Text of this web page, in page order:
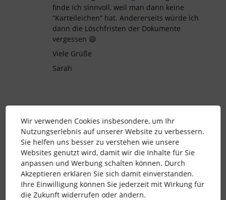
finde ich sinnvoll, weil man dann keine
“Karteileichen” hat. Andererseits würde ich
dann die Löschfristen der Dokumente
vergessen 😄
Viele Grüße
Sarah
mitarbeiter löschen absage
Beenden des Arbeitsverhältnis
1 Personen gefällt dies
Wir verwenden Cookies insbesondere, um Ihr
Nutzungserlebnis auf unserer Website zu verbessern.
Sie helfen uns besser zu verstehen wie unsere
Websites genutzt wird, damit wir die Inhalte für Sie
anpassen und Werbung schalten können. Durch
Akzeptieren erklären Sie sich damit einverstanden.
Ihre Einwilligung können Sie jederzeit mit Wirkung für
die Zukunft widerrufen oder ändern.